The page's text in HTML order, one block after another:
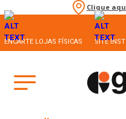
Clique
ENCARTE LOJAS FÍSICAS SITE